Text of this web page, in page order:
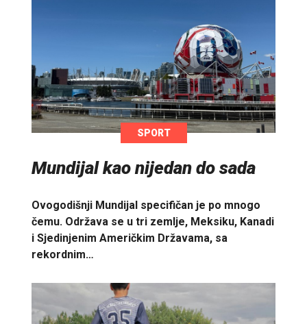
SPORT
Mundijal kao nijedan do sada
Ovogodišnji Mundijal specifičan je po mnogo
čemu. Održava se u tri zemlje, Meksiku, Kanadi
i Sjedinjenim Američkim Državama, sa
rekordnim…